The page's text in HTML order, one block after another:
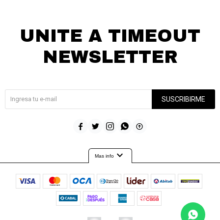
UNITE A TIMEOUT
NEWSLETTER
SUSCRIBIRME
    
Mas infoexpand_more